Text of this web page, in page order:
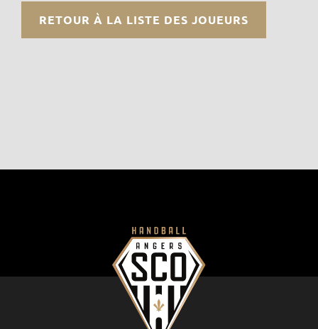
RETOUR À LA LISTE DES JOUEURS